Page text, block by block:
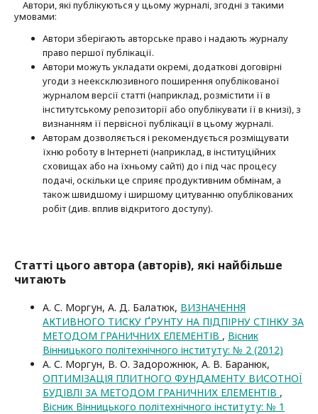
Автори, які публікуються у цьому журналі, згодні з такими
умовами:
Автори зберігають авторське право і надають журналу
право першої публі­кації.
Автори можуть укладати окремі, додат­кові договірні
угоди з неексклюзив­ного поширення опублікованої
журналом версії статті (наприклад, розмістити її в
інститутському репозиторії або опубліку­вати її в книзі), з
визнанням її первісної публікації в цьому журналі.
Авторам дозволяється і рекомендується розміщувати
їхню роботу в Інтернеті (наприклад, в інституційних
сховищах або на їхньому сайті) до і під час процесу
подачі, оскільки це сприяє продуктивним обмінам, а
також швидшому і ширшому цитуванню опубліко­ва­них
робіт (див. вплив відкритого доступу).
Статті цього автора (авторів), які найбільше
читають
А. С. Моргун, А. Д. Балатюк, ВИЗНАЧЕННЯ
АКТИВНОГО ТИСКУ ҐРУНТУ НА ПІДПІРНУ СТІНКУ ЗА
МЕТОДОМ ГРАНИЧНИХ ЕЛЕМЕНТІВ , Вісник
Вінницького політехнічного інституту: № 2 (2012)
А. С. Моргун, В. О. Задорожнюк, А. В. Баранюк,
ОПТИМІЗАЦІЯ ПЛИТНОГО ФУНДАМЕНТУ ВИСОТНОЇ
БУДІВЛІ ЗА МЕТОДОМ ГРАНИЧНИХ ЕЛЕМЕНТІВ ,
Вісник Вінницького політехнічного інституту: № 1